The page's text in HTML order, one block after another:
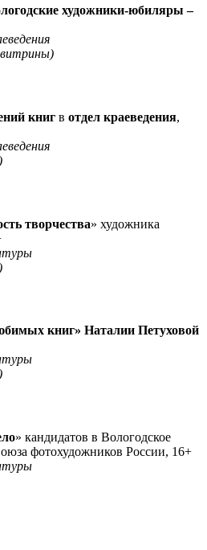
художники-юбиляры –
книг в отдел краеведения,
творчества» художника
книг» Наталии Петуховой
» кандидатов в Вологодское
фотохудожников России, 16+